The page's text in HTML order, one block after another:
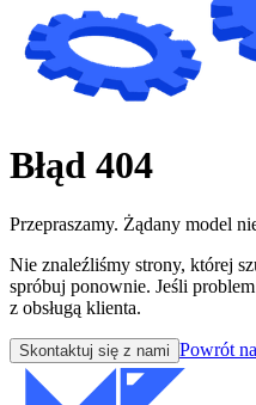
Błąd 404
Przepraszamy. Żądany model
Nie znaleźliśmy strony, której
spróbuj ponownie. Jeśli
z obsługą klienta.
Skontaktuj się z nami Powrót